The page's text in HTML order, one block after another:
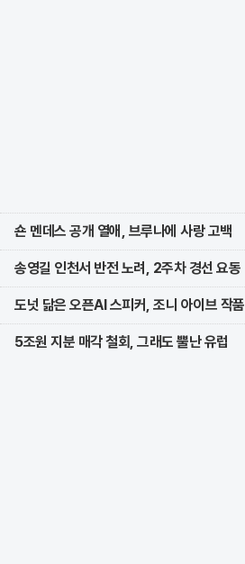
숀 멘데스 공개 열애, 브루나에 사랑 고백
송영길 인천서 반전 노려, 2주차 경선 요동
도넛 닮은 오픈AI 스피커, 조니 아이브 작품
5조원 지분 매각 철회, 그래도 뿔난 유럽